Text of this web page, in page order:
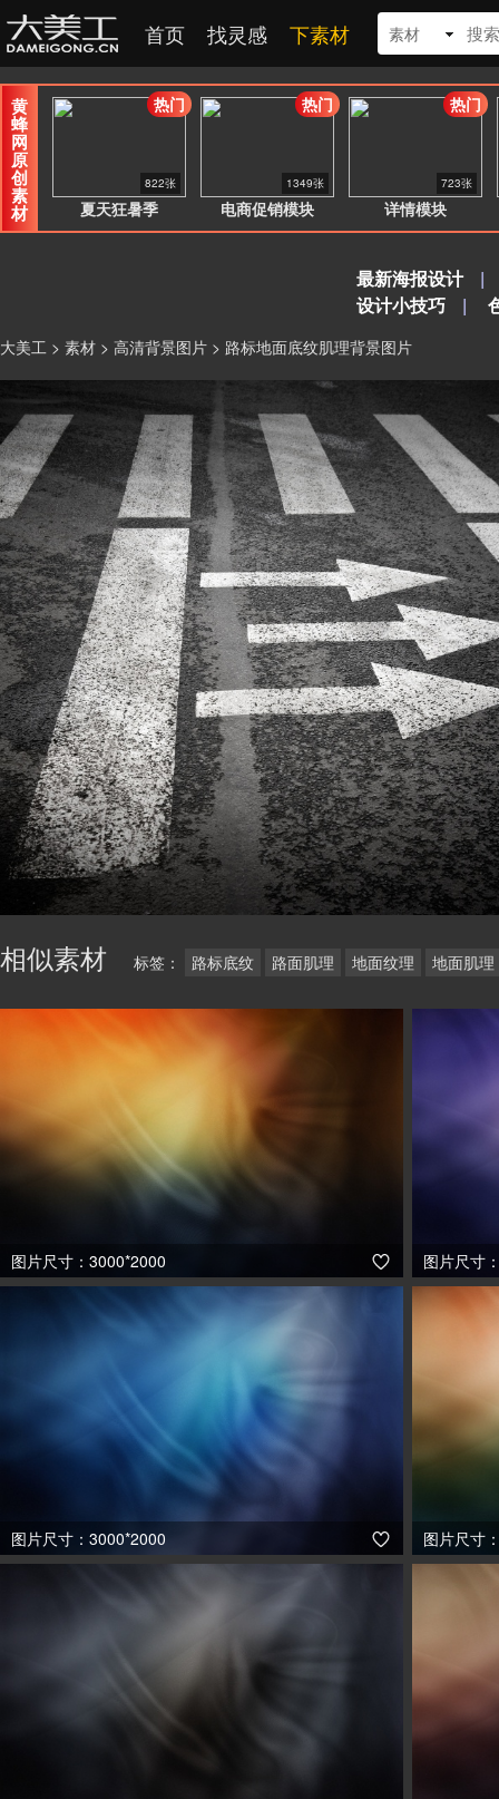
首页 找灵感 下素材 素材
黄
蜂
网
原
创
素
材 夏天狂暑季
822张
热门
电商促销模块
1349张
热门
详情模块
723张
热门
最新海报设计
|
设计小技巧
|
大美工 > 素材 > 高清背景图片 > 路标地面底纹肌理背景图片
相似素材 标签： 路标底纹 路面肌理 地面纹理 地面肌理
图片尺寸：3000*2000  图片尺寸
图片尺寸：3000*2000  图片尺寸